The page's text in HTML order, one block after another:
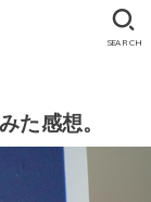
SEARCH
た感想。